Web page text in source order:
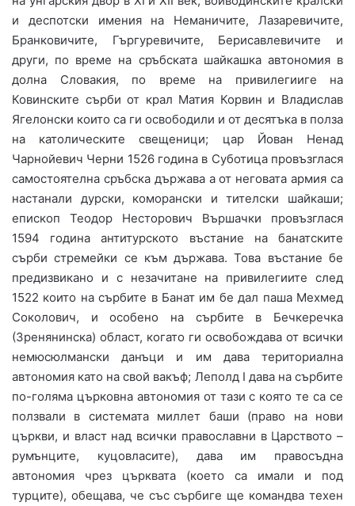
и деспотски имения на Неманичите, Лазаревичите,
Бранковичите, Гъргуревичите, Берисавлевичите и
други, по време на сръбската шайкашка автономия в
долна Словакия, по време на привилегииге на
Ковинските сърби от крал Матия Корвин и Владислав
Ягелонски които са ги освободили и от десятъка в полза
на католическите свещеници; цар Йован Ненад
Чарнойевич Черни 1526 година в Суботица провъзглася
самостоятелна сръбска държава а от неговата армия са
настанали дурски, коморански и тителски шайкаши;
епископ Теодор Несторович Вършачки провъзглася
1594 година антитурското въстание на банатските
сърби стремейки се към държава. Това въстание бе
предизвикано и с незачитане на привилегиите след
1522 които на сърбите в Банат им бе дал паша Мехмед
Соколович, и особено на сърбите в Бечкеречка
(Зренянинска) област, когато ги освобождава от всички
немюсюлмански данъци и им дава териториална
автономия като на свой вакъф; Леполд І дава на сърбите
по-голяма църковна автономия от тази с която те са се
ползвали в системата миллет баши (право на нови
църкви, и власт над всички православни в Царството –
румънците, куцовласите), дава им правосъдна
автономия чрез църквата (което са имали и под
турците), обещава, че със сърбиге ще командва техен